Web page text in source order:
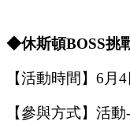
◆休斯頓BOSS挑
【活動時間】 6月 4
【參與方式】 活動-